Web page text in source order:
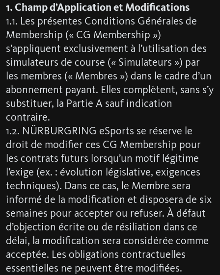
1. Champ d’Application et Modifications
1.1. Les présentes Conditions Générales de
Membership (« CG Membership »)
s’appliquent exclusivement à l’utilisation des
simulateurs de course (« Simulateurs ») par
les membres (« Membres ») dans le cadre d’un
abonnement payant. Elles complètent, sans s’y
substituer, la Partie A sauf indication
contraire.
1.2. NÜRBURGRING eSports se réserve le
droit de modifier ces CG Membership pour
les contrats futurs lorsqu’un motif légitime
l’exige (ex. : évolution législative, exigences
techniques). Dans ce cas, le Membre sera
informé de la modification et disposera de six
semaines pour accepter ou refuser. À défaut
d’objection écrite ou de résiliation dans ce
délai, la modification sera considérée comme
acceptée. Les obligations contractuelles
essentielles ne peuvent être modifiées.